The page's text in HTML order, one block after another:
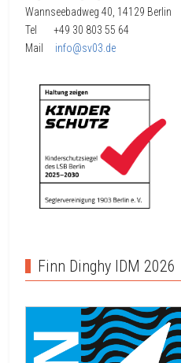
Wannseebadweg 40, 14129 Berlin
Tel +49 30 803 55 64
Mail info@sv03.de
Finn Dinghy IDM 2026